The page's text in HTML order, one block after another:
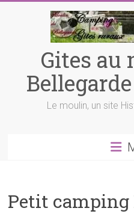
Gites au
Le moulin, un site
Petit camping